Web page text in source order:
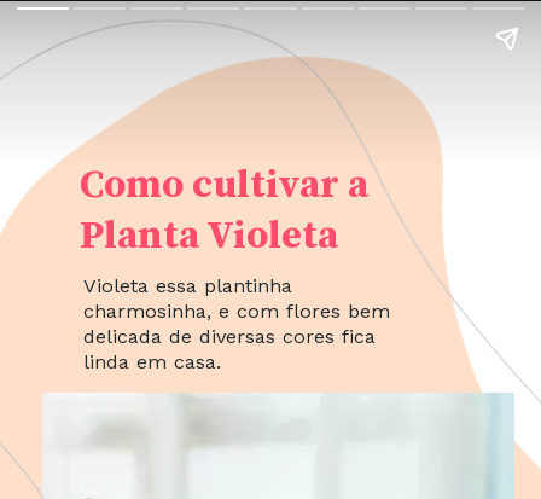
Violeta essa plantinha
charmosinha, e com flores bem
delicada de diversas cores fica
linda em casa.
Como cultivar a
Planta Violeta